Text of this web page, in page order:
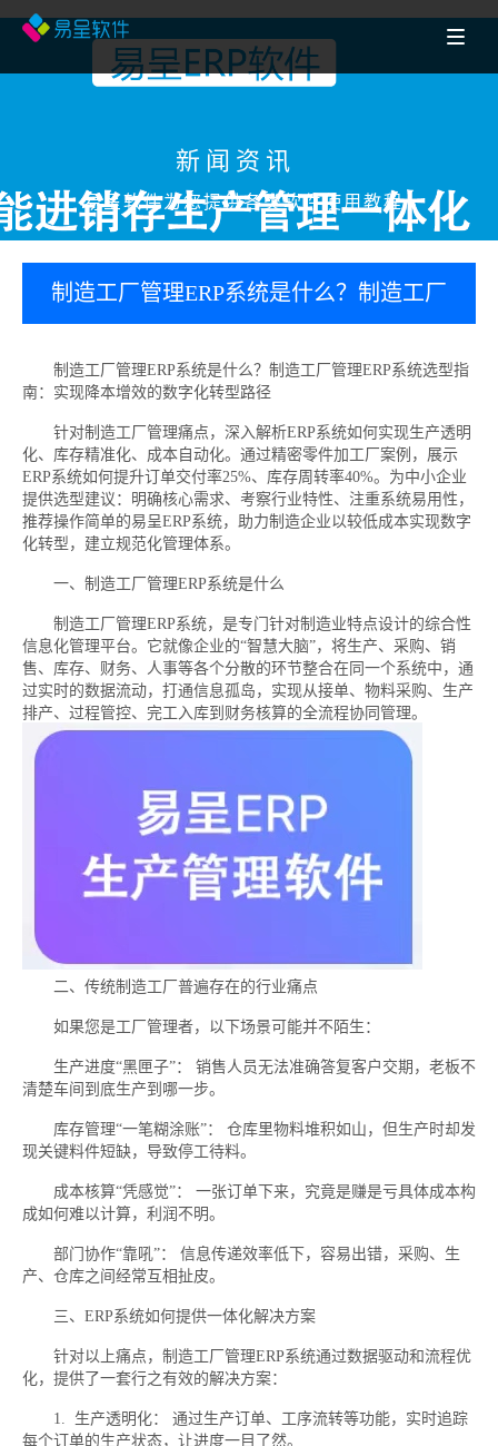
新闻资讯
易呈软件为您提供各类软件使用教程
制造工厂管理ERP系统是什么？制造工厂
制造工厂管理ERP系统是什么？制造工厂管理ERP系统选型指
南：实现降本增效的数字化转型路径
针对制造工厂管理痛点，深入解析ERP系统如何实现生产透明
化、库存精准化、成本自动化。通过精密零件加工厂案例，展示
ERP系统如何提升订单交付率25%、库存周转率40%。为中小企业
提供选型建议：明确核心需求、考察行业特性、注重系统易用性，
推荐操作简单的易呈ERP系统，助力制造企业以较低成本实现数字
化转型，建立规范化管理体系。
一、制造工厂管理ERP系统是什么
制造工厂管理ERP系统，是专门针对制造业特点设计的综合性
信息化管理平台。它就像企业的“智慧大脑”，将生产、采购、销
售、库存、财务、人事等各个分散的环节整合在同一个系统中，通
过实时的数据流动，打通信息孤岛，实现从接单、物料采购、生产
排产、过程管控、完工入库到财务核算的全流程协同管理。
二、传统制造工厂普遍存在的行业痛点
如果您是工厂管理者，以下场景可能并不陌生：
生产进度“黑匣子”： 销售人员无法准确答复客户交期，老板不
清楚车间到底生产到哪一步。
库存管理“一笔糊涂账”： 仓库里物料堆积如山，但生产时却发
现关键料件短缺，导致停工待料。
成本核算“凭感觉”： 一张订单下来，究竟是赚是亏具体成本构
成如何难以计算，利润不明。
部门协作“靠吼”： 信息传递效率低下，容易出错，采购、生
产、仓库之间经常互相扯皮。
三、ERP系统如何提供一体化解决方案
针对以上痛点，制造工厂管理ERP系统通过数据驱动和流程优
化，提供了一套行之有效的解决方案：
1. 生产透明化： 通过生产订单、工序流转等功能，实时追踪
每个订单的生产状态，让进度一目了然。